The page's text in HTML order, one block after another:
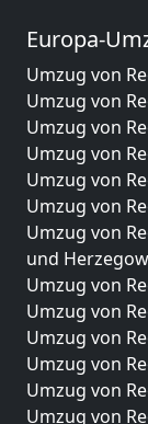
Europa-
Umzug von
Umzug von
Umzug von
Umzug von
Umzug von
Umzug von
Umzug von
und
Umzug von
Umzug von
Umzug von
Umzug von
Umzug von
Umzug von